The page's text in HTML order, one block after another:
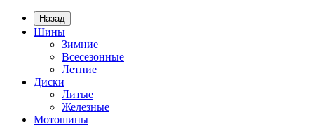
Назад
Шины
Зимние
Всесезонные
Летние
Диски
Литые
Железные
Мотошины